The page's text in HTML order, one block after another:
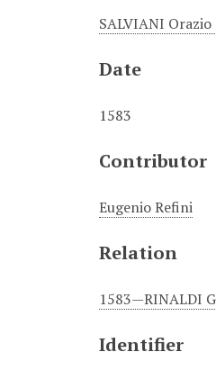
SALVIANI Orazio
Date
1583
Contributor
Eugenio Refini
Relation
1583—RINALDI
Identifier